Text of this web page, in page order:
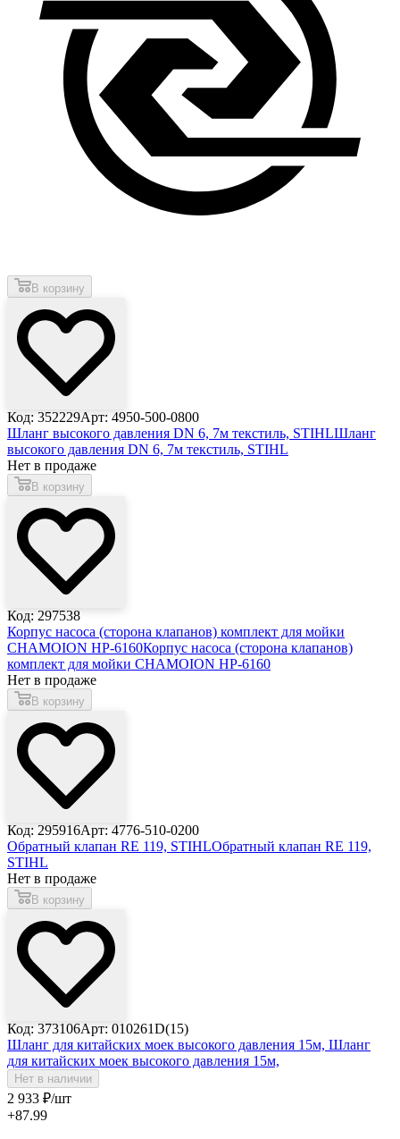
В корзину
Код: 352229Арт: 4950-500-0800
Шланг высокого давления DN 6, 7м текстиль, STIHLШланг
высокого давления DN 6, 7м текстиль, STIHL
Нет в продаже
В корзину
Код: 297538
Корпус насоса (сторона клапанов) комплект для мойки
CHAMOION HP-6160Корпус насоса (сторона клапанов)
комплект для мойки CHAMOION HP-6160
Нет в продаже
В корзину
Код: 295916Арт: 4776-510-0200
Обратный клапан RE 119, STIHLОбратный клапан RE 119,
STIHL
Нет в продаже
В корзину
Код: 373106Арт: 010261D(15)
Шланг для китайских моек высокого давления 15м, Шланг
для китайских моек высокого давления 15м,
Нет в наличии
2 933 ₽/шт
+87.99